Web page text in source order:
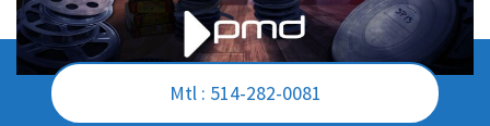
Mtl : 514-282-0081